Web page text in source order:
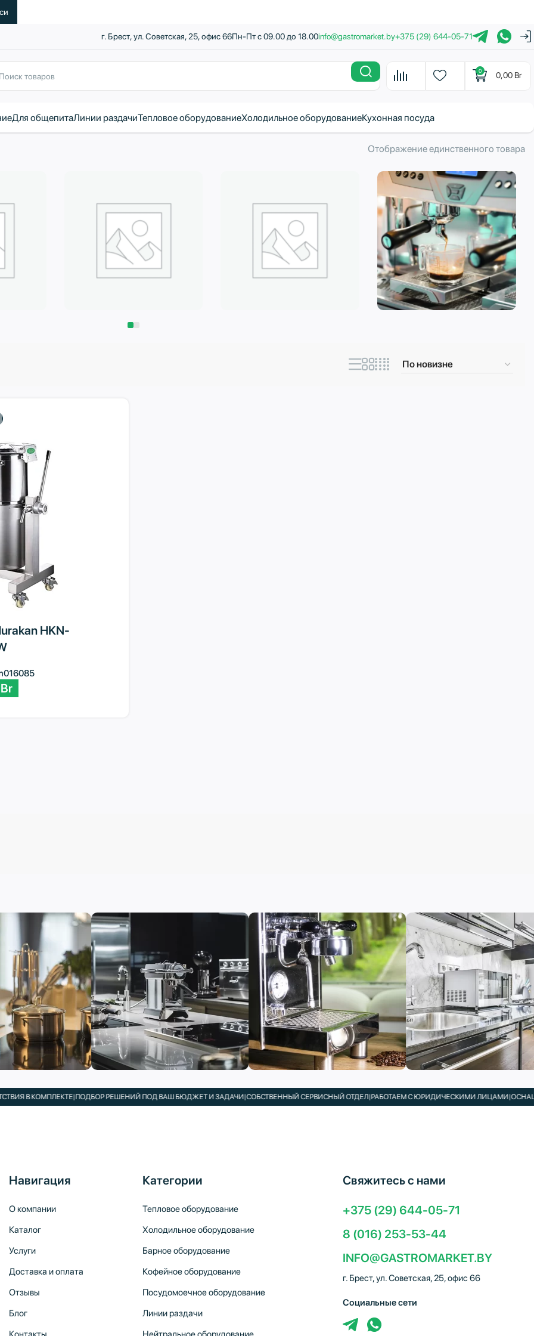
г. Брест, ул. Советская, 25, офис 66Пн-Пт с 09.00 до 18.00info@gastromarket.by+375 (29) 644-05-71
0 0,00 Br
Для общепитаЛинии раздачиТепловое оборудованиеХолодильное оборудованиеКухонная посуда
Отображение единственного товара
HKN-
Br
В КОМПЛЕКТЕ|ПОДБОР РЕШЕНИЙ ПОД ВАШ БЮДЖЕТ И ЗАДАЧИ|СОБСТВЕННЫЙ СЕРВИСНЫЙ ОТДЕЛ|РАБОТАЕМ С ЮРИДИЧЕСКИМИ ЛИЦАМИ|ОСНАЩАЕМ
Навигация
О компании
Каталог
Услуги
Доставка и оплата
Отзывы
Блог
Категории
Тепловое оборудование
Холодильное оборудование
Барное оборудование
Кофейное оборудование
Посудомоечное оборудование
Линии раздачи
Свяжитесь с нами
+375 (29) 644-05-71
8 (016) 253-53-44
INFO@GASTROMARKET.BY
г. Брест, ул. Советская, 25, офис 66
Социальные сети